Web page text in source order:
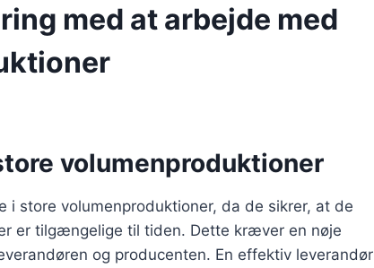
med at arbejde med
volumenproduktioner
i store volumenproduktioner, da de sikrer, at de
er tilgængelige til tiden. Dette kræver en nøje
og producenten. En effektiv leverandør